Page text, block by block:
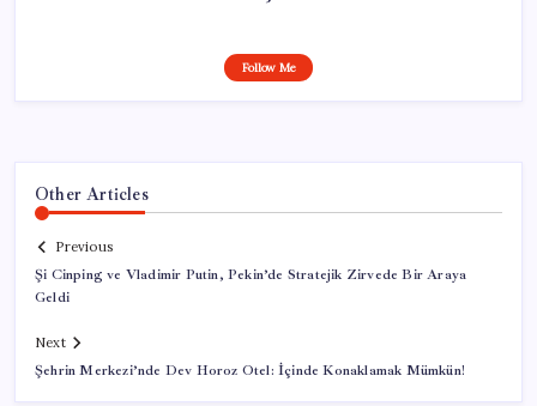
Follow Me
Other Articles
Previous
Şi Cinping ve Vladimir Putin, Pekin’de Stratejik Zirvede Bir Araya
Geldi
Next
Şehrin Merkezi’nde Dev Horoz Otel: İçinde Konaklamak Mümkün!